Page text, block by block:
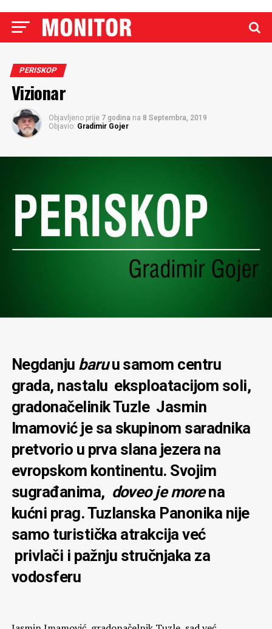
PERISKOP
Vizionar
Objavljeno prije 7 godina na 8 Septembra, 2019
Objavio: Gradimir Gojer
Negdanju baruu samom centru
grada, nastalu eksploatacijom soli,
gradonačelinik Tuzle Jasmin
Imamović je sa skupinom saradnika
pretvorio u prva slana jezera na
evropskom kontinentu. Svojim
sugrađanima, doveo je morena
kućni prag. Tuzlanska Panonika nije
samo turistička atrakcija već
privlači i pažnju stručnjaka za
vodosferu